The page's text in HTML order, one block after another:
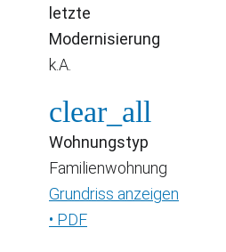
letzte
Modernisierung
k.A.
clear_all
Wohnungstyp
Familienwohnung
Grundriss anzeigen
• PDF